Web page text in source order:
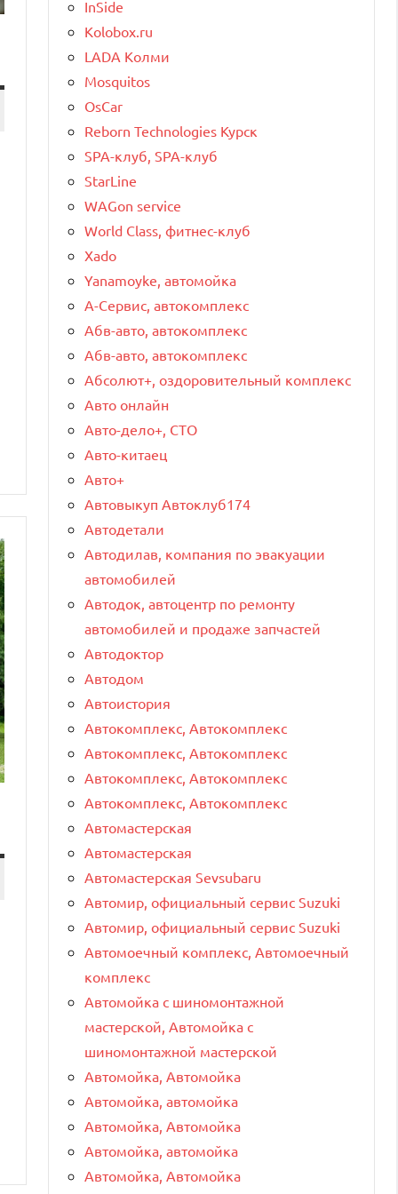
InSide
Kolobox.ru
LADA Колми
Mosquitos
OsCar
Reborn Technologies Курск
SPA-клуб, SPA-клуб
StarLine
WAGon service
World Class, фитнес-клуб
Xado
Yanamoyke, автомойка
А-Сервис, автокомплекс
Абв-авто, автокомплекс
Абв-авто, автокомплекс
Абсолют+, оздоровительный комплекс
Авто онлайн
Авто-дело+, СТО
Авто-китаец
Авто+
Автовыкуп Автоклуб174
Автодетали
Автодилав, компания по эвакуации
автомобилей
Автодок, автоцентр по ремонту
автомобилей и продаже запчастей
Автодоктор
Автодом
Автоистория
Автокомплекс, Автокомплекс
Автокомплекс, Автокомплекс
Автокомплекс, Автокомплекс
Автокомплекс, Автокомплекс
Автомастерская
Автомастерская
Автомастерская Sevsubaru
Автомир, официальный сервис Suzuki
Автомир, официальный сервис Suzuki
Автомоечный комплекс, Автомоечный
комплекс
Автомойка с шиномонтажной
мастерской, Автомойка с
шиномонтажной мастерской
Автомойка, Автомойка
Автомойка, автомойка
Автомойка, Автомойка
Автомойка, автомойка
Автомойка, Автомойка